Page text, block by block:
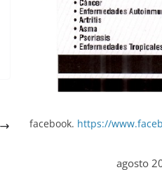
facebook. https://
agosto